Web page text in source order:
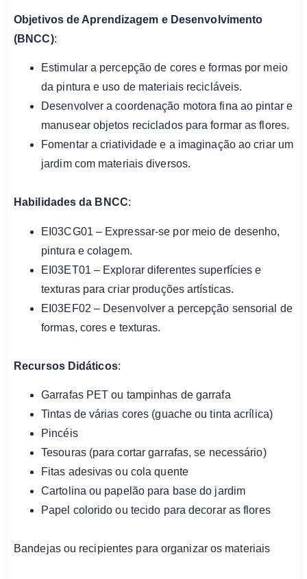
Objetivos de Aprendizagem e Desenvolvimento
(BNCC):
Estimular a percepção de cores e formas por meio
da pintura e uso de materiais recicláveis.
Desenvolver a coordenação motora fina ao pintar e
manusear objetos reciclados para formar as flores.
Fomentar a criatividade e a imaginação ao criar um
jardim com materiais diversos.
Habilidades da BNCC:
EI03CG01 – Expressar-se por meio de desenho,
pintura e colagem.
EI03ET01 – Explorar diferentes superfícies e
texturas para criar produções artísticas.
EI03EF02 – Desenvolver a percepção sensorial de
formas, cores e texturas.
Recursos Didáticos:
Garrafas PET ou tampinhas de garrafa
Tintas de várias cores (guache ou tinta acrílica)
Pincéis
Tesouras (para cortar garrafas, se necessário)
Fitas adesivas ou cola quente
Cartolina ou papelão para base do jardim
Papel colorido ou tecido para decorar as flores
Bandejas ou recipientes para organizar os materiais